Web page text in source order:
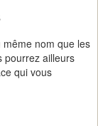
nom que les
pourrez ailleurs
qui vous